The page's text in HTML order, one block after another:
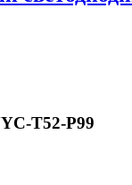
T52-P99